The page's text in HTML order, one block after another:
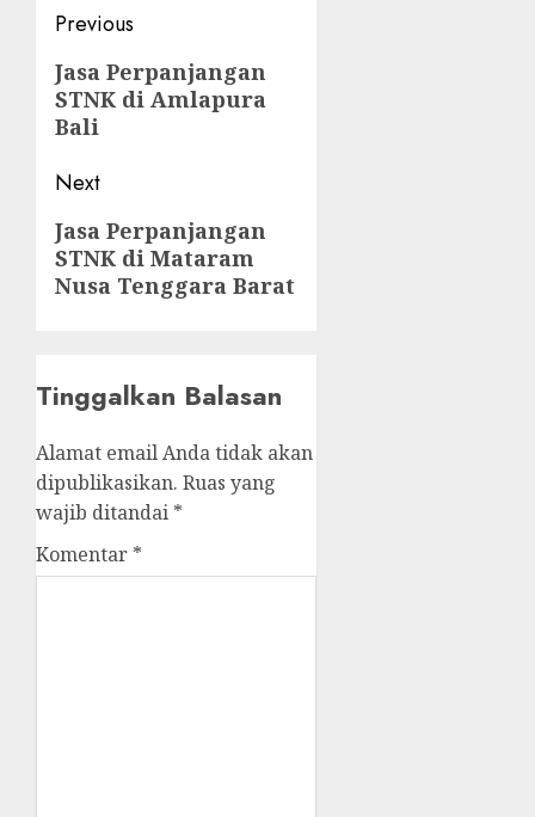
Post
navigation
Previous
Previous
post:
Jasa Perpanjangan
STNK di Amlapura
Bali
Next
Next
post:
Jasa Perpanjangan
STNK di Mataram
Nusa Tenggara Barat
Tinggalkan Balasan
Alamat email Anda tidak akan
dipublikasikan. Ruas yang
wajib ditandai *
Komentar *